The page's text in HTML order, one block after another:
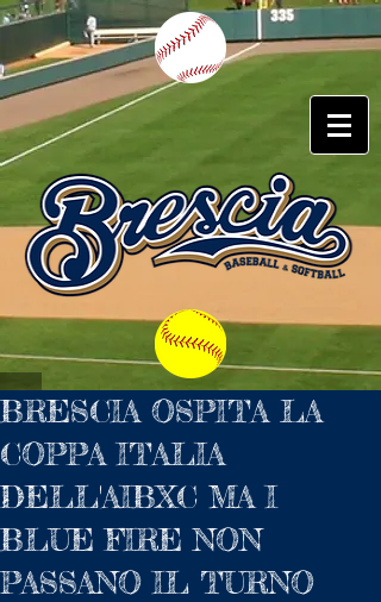
BRESCIA OSPITA LA
COPPA ITALIA
DELL'AIBXC MA I
BLUE FIRE NON
PASSANO IL TURNO